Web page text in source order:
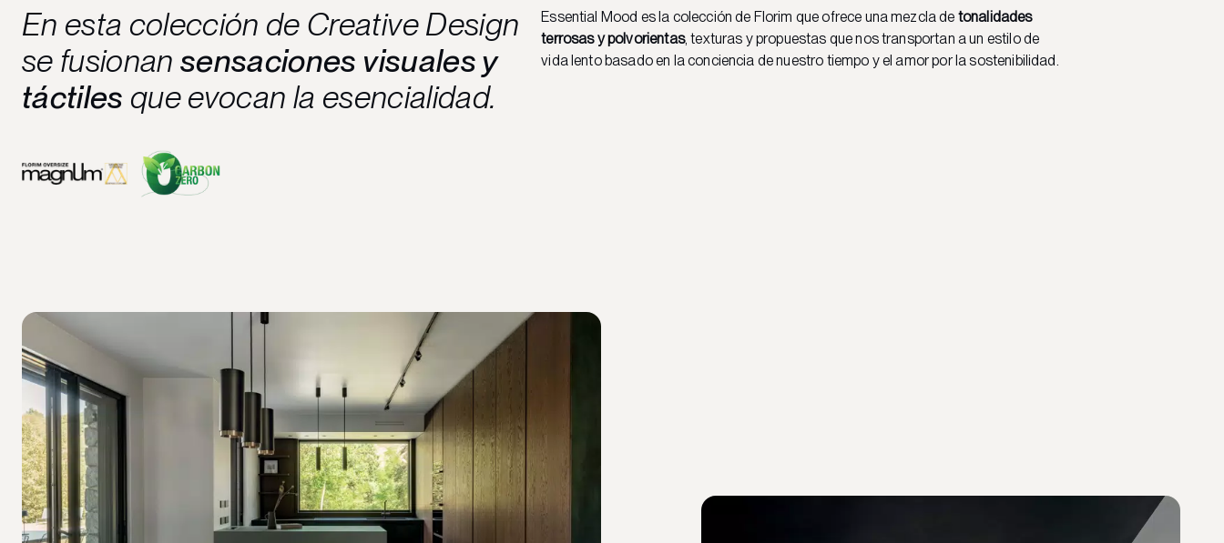
En esta colección de Creative Design
se fusionansensaciones visuales y
táctiles que evocan la esencialidad.
Essential Mood es la colección de Florim que ofrece una mezcla de tonalidades
terrosas y polvorientas, texturas y propuestas que nos transportan a un estilo de
vida lento basado en la conciencia de nuestro tiempo y el amor por la sostenibilidad.